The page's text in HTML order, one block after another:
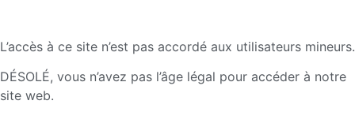
L’accès à ce site n’est pas accordé aux utilisateurs mineurs.
DÉSOLÉ, vous n’avez pas l’âge légal pour accéder à notre
site web.